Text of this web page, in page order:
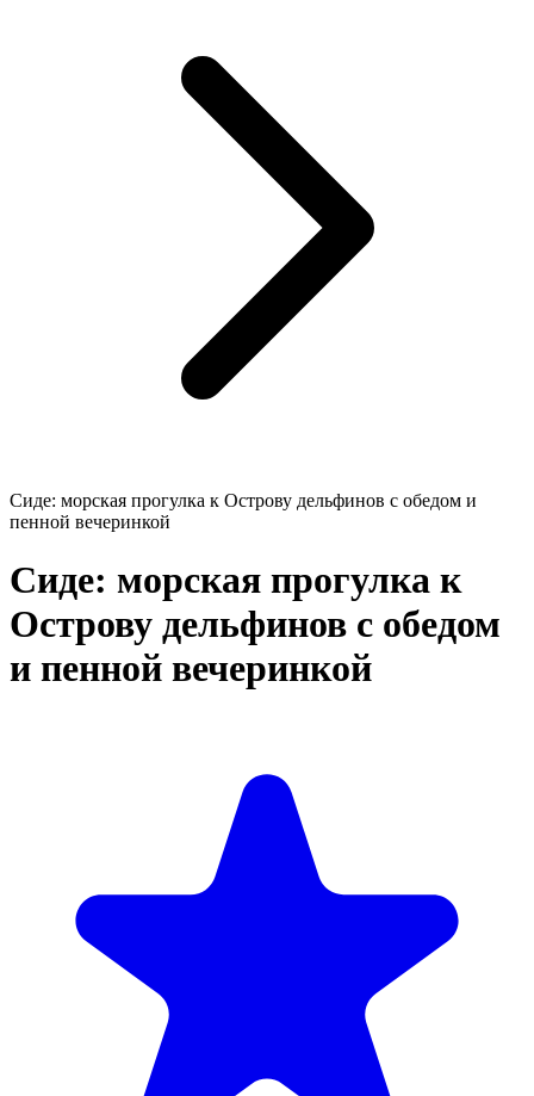
Сиде: морская прогулка к Острову дельфинов с обедом и
пенной вечеринкой
Сиде: морская прогулка к
Острову дельфинов с обедом
и пенной вечеринкой